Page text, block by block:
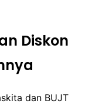
Diskon
dan BUJT